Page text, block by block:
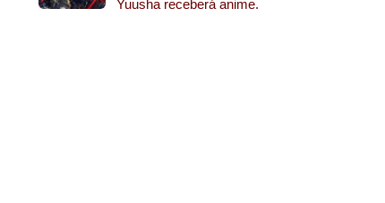
Yuusha receberá anime.